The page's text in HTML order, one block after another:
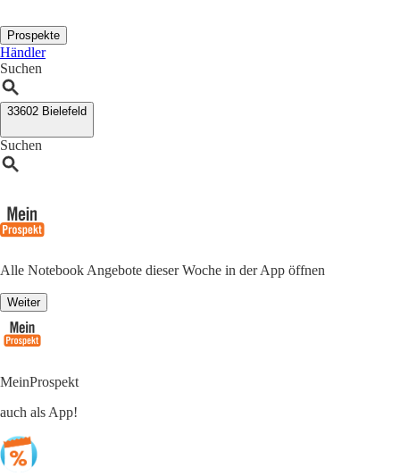
Prospekte
Händler
Suchen
33602 Bielefeld
Suchen
Alle Notebook Angebote dieser Woche in der App öffnen
Weiter
MeinProspekt
auch als App!